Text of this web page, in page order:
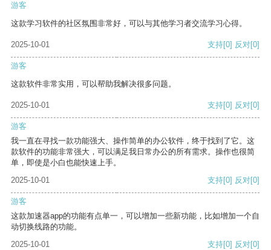
游客
这款学习软件的社区氛围非常好，可以与其他学习者交流学习心得。
2025-10-01 支持[0] 反对[0]
游客
这款软件非常实用，可以帮助我解决很多问题。
2025-10-01 支持[0] 反对[0]
游客
我一直在寻找一款功能强大、操作简单的办公软件，终于找到了它。这
款软件的功能非常强大，可以满足我日常办公的所有需求。操作也很简
单，即使是小白也能快速上手。
2025-10-01
支持[0] 反对[0]
游客
这款加速器app的功能有点单一，可以增加一些新功能，比如增加一个自
动切换线路的功能。
2025-10-01
支持[0] 反对[0]